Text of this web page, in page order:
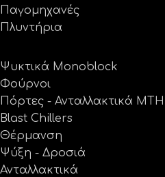
Παγομηχανές
Πλυντήρια
Ψυκτικά Monoblock
Φούρνοι
Πόρτες - Ανταλλακτικά MTH
Blast Chillers
Θέρμανση
Ψύξη - Δροσιά
Ανταλλακτικά